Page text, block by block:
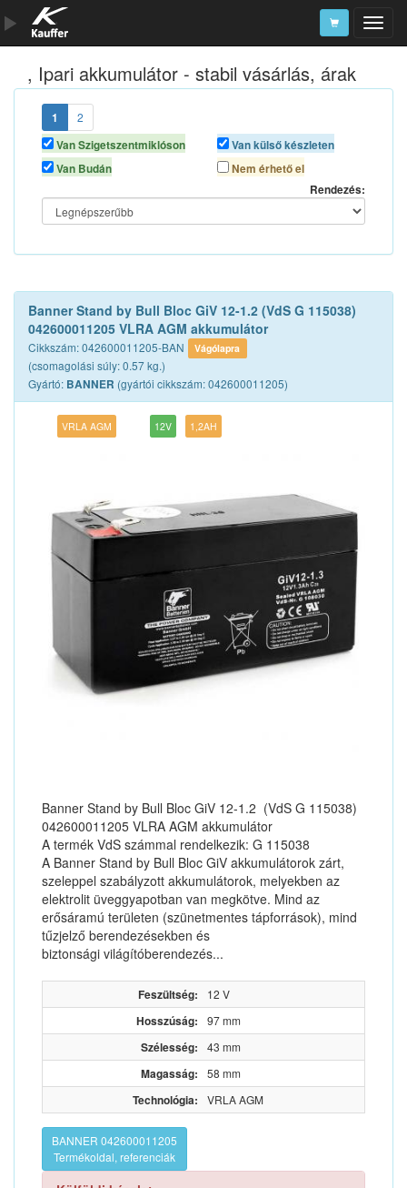
Szerszámkatalógus
Kosár
Alkatrészek
, Ipari akkumulátor - stabil vásárlás, árak
1
2
Van Szigetszentmiklóson
Van Budán
Van külső készleten
Nem érhető el
Rendezés:
Banner Stand by Bull Bloc GiV 12-1.2 (VdS G 115038)
042600011205 VLRA AGM akkumulátor
Cikkszám: 042600011205-BAN Vágólapra
(csomagolási súly: 0.57 kg.)
Gyártó: BANNER (gyártói cikkszám: 042600011205)
VRLA AGM 12V 1,2AH
Banner Stand by Bull Bloc GiV 12-1.2 (VdS G 115038)
042600011205 VLRA AGM akkumulátor
A termék VdS számmal rendelkezik: G 115038
A Banner Stand by Bull Bloc GiV akkumulátorok zárt,
szeleppel szabályzott akkumulátorok, melyekben az
elektrolit üveggyapotban van megkötve. Mind az
erősáramú területen (szünetmentes tápforrások), mind
tűzjelző berendezésekben és
biztonsági világítóberendezés...
Feszültség: 12 V
Hosszúság: 97 mm
Szélesség: 43 mm
Magasság: 58 mm
Technológia: VRLA AGM
BANNER 042600011205
Termékoldal, referenciák